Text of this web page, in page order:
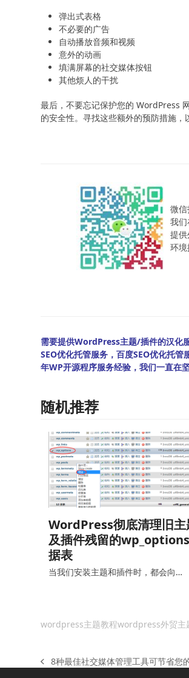
弹出式表格
不必要的广告
自动播放音频和视频
意外的动画
填满屏幕的社交媒体按钮
其他烦人的干扰
最后，不要忘记保护您的 WordPress
的安全性。寻找这些额外的预防措施，
微信
我
提
环境
需要提供WordPress主题/插件的汉化
SEO优化托管服务，百度SEO优化托
年WP开源程序服务经验，我们一直在
随机推荐
WordPress彻底清理旧主
及插件残留的
据表
当我们安装主题和插件时，都会向…
wordpress主题教程wordpress外贸主
上8种最佳社交媒体管理工具可节省您